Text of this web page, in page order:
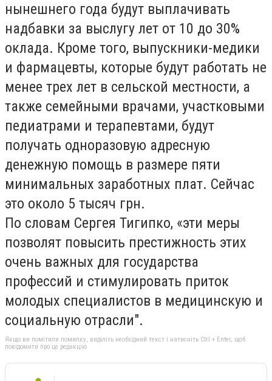
нынешнего года будут выплачивать
надбавки за выслугу лет от 10 до 30%
оклада. Кроме того, выпускники-медики
и фармацевты, которые будут работать не
менее трех лет в сельской местности, а
также семейными врачами, участковыми
педиатрами и терапевтами, будут
получать одноразовую адресную
денежную помощь в размере пяти
минимальных заработных плат. Сейчас
это около 5 тысяч грн.
По словам Сергея Тигипко, «эти меры
позволят повысить престижность этих
очень важных для государства
профессий и стимулировать приток
молодых специалистов в медицинскую и
социальную отрасли".
Якщо ви помітили помилку, виділіть необхідний текст і натисніть Ctrl + Enter, щоб
повідомити про це редакцію